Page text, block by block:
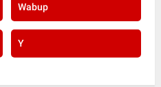
Wabup
Y